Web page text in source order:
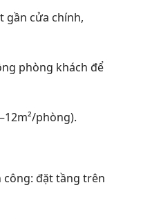
gần cửa chính,
phòng khách để
phòng).
công: đặt tầng trên